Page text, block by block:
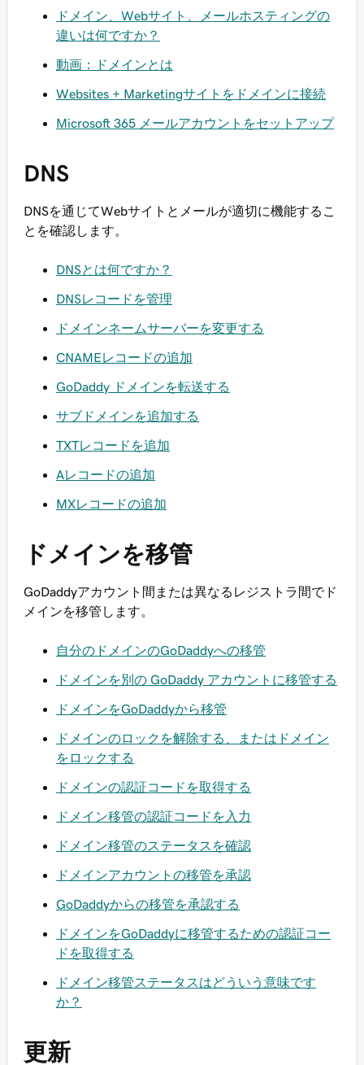
ドメイン、Webサイト、メールホスティングの
違いは何ですか？
動画：ドメインとは
Websites + Marketingサイトをドメインに接続
Microsoft 365 メールアカウントをセットアップ
DNS
DNSを通じてWebサイトとメールが適切に機能するこ
とを確認します。
DNSとは何ですか？
DNSレコードを管理
ドメインネームサーバーを変更する
CNAMEレコードの追加
GoDaddy ドメインを転送する
サブドメインを追加する
TXTレコードを追加
Aレコードの追加
MXレコードの追加
ドメインを移管
GoDaddyアカウント間または異なるレジストラ間でド
メインを移管します。
自分のドメインのGoDaddyへの移管
ドメインを別の GoDaddy アカウントに移管する
ドメインをGoDaddyから移管
ドメインのロックを解除する、またはドメイン
をロックする
ドメインの認証コードを取得する
ドメイン移管の認証コードを入力
ドメイン移管のステータスを確認
ドメインアカウントの移管を承認
GoDaddyからの移管を承認する
ドメインをGoDaddyに移管するための認証コー
ドを取得する
ドメイン移管ステータスはどういう意味です
か？
更新